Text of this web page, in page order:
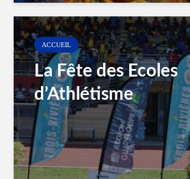
ACCUEIL
La Fête des Ecoles
d’Athlétisme